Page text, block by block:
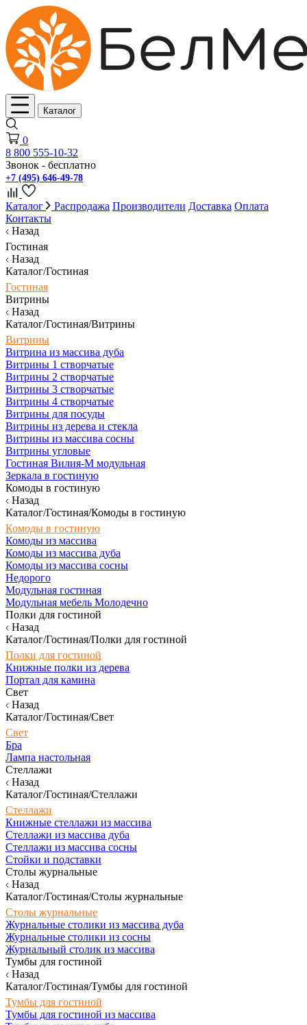
Каталог
0
8 800 555-10-32
Звонок - бесплатно
+7 (495) 646-49-78
Каталог Распродажа Производители Доставка Оплата
Контакты
Назад
Гостиная
Назад
Каталог/Гостиная
Гостиная
Витрины
Назад
Каталог/Гостиная/Витрины
Витрины
Витрина из массива дуба
Витрины 1 створчатые
Витрины 2 створчатые
Витрины 3 створчатые
Витрины 4 створчатые
Витрины для посуды
Витрины из дерева и стекла
Витрины из массива сосны
Витрины угловые
Гостиная Вилия-М модульная
Зеркала в гостиную
Комоды в гостиную
Назад
Каталог/Гостиная/Комоды в гостиную
Комоды в гостиную
Комоды из массива
Комоды из массива дуба
Комоды из массива сосны
Недорого
Модульная гостиная
Модульная мебель Молодечно
Полки для гостиной
Назад
Каталог/Гостиная/Полки для гостиной
Полки для гостиной
Книжные полки из дерева
Портал для камина
Свет
Назад
Каталог/Гостиная/Свет
Свет
Бра
Лампа настольная
Стеллажи
Назад
Каталог/Гостиная/Стеллажи
Стеллажи
Книжные стеллажи из массива
Стеллажи из массива дуба
Стеллажи из массива сосны
Стойки и подставки
Столы журнальные
Назад
Каталог/Гостиная/Столы журнальные
Столы журнальные
Журнальные столики из массива дуба
Журнальные столики из сосны
Журнальный столик из массива
Тумбы для гостиной
Назад
Каталог/Гостиная/Тумбы для гостиной
Тумбы для гостиной
Тумбы для гостиной из массива